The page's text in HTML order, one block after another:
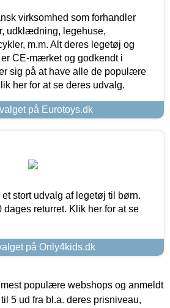
virksomhed som forhandler
udklædning, legehuse,
m.m. Alt deres legetøj og
CE-mærket og godkendt i
sig på at have alle de populære
her for at se deres udvalg.
på Eurotoys.dk
stort udvalg af legetøj til børn.
dages returret. Klik her for at se
på Only4kids.dk
populære webshops og anmeldt
5 ud fra bl.a. deres prisniveau,